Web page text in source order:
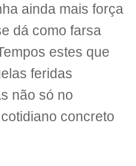
ainda mais força
dá como farsa
estes que
feridas
não só no
concreto